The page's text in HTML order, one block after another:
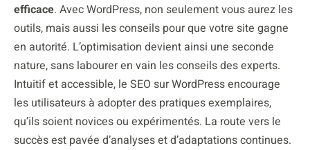
efficace. Avec WordPress, non seulement vous aurez les
outils, mais aussi les conseils pour que votre site gagne
en autorité. L’optimisation devient ainsi une seconde
nature, sans labourer en vain les conseils des experts.
Intuitif et accessible, le SEO sur WordPress encourage
les utilisateurs à adopter des pratiques exemplaires,
qu’ils soient novices ou expérimentés. La route vers le
succès est pavée d’analyses et d’adaptations continues.